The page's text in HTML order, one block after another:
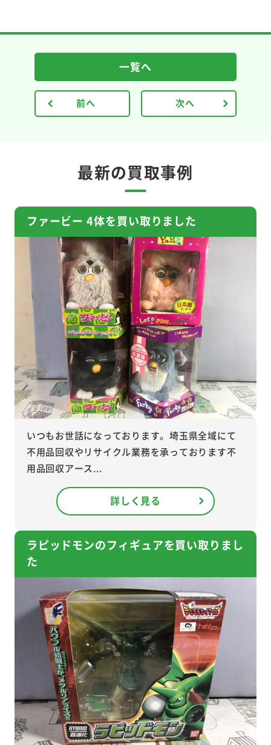
前へ
一覧へ
次へ
最新の買取事例
ファービー 4体を買い取りました
いつもお世話になっております。埼玉県全域にて
不用品回収やリサイクル業務を承っております不
用品回収アース...
詳しく見る
ラピッドモンのフィギュアを買い取りまし
た